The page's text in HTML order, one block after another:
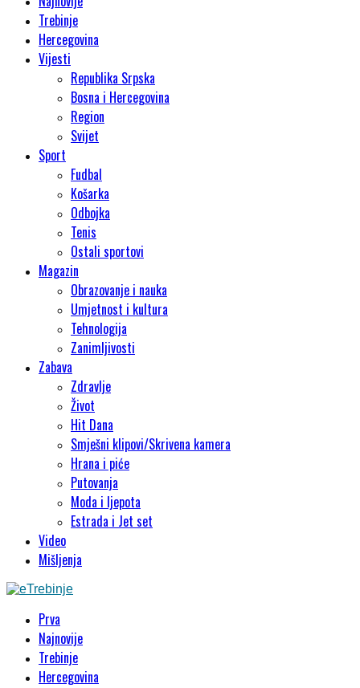
Trebinje
Hercegovina
Vijesti
Republika Srpska
Bosna i Hercegovina
Region
Svijet
Sport
Fudbal
Košarka
Odbojka
Tenis
Ostali sportovi
Magazin
Obrazovanje i nauka
Umjetnost i kultura
Tehnologija
Zanimljivosti
Zabava
Zdravlje
Život
Hit Dana
Smješni klipovi/Skrivena kamera
Hrana i piće
Putovanja
Moda i ljepota
Estrada i Jet set
Video
Mišljenja
Prva
Najnovije
Trebinje
Hercegovina